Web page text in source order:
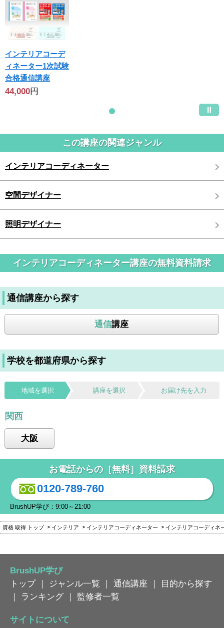
インテリアコーデ
ィネーター1次試験
合格通信講座
44,000円
この講座の関連ジャンル
インテリアコーディネーター
空間デザイナー
照明デザイナー
インテリアコーディネーター講座の無料資料請求
通信講座から探す
通信講座
学校を都道府県から探す
地域を選択 講座を選択 お届け先を入力
関西
大阪
お電話からの［無料］資料請求
0120-789-760
BrushUP学び：9:00～21:00
資格 取得 トップ インテリア インテリアコーディネーター インテリアコーディネ
BrushUP学び
トップ｜ ジャンル一覧 ｜ 通信講座 ｜
目的から探す
｜
ランキング ｜ 監修者一覧
サイトについて